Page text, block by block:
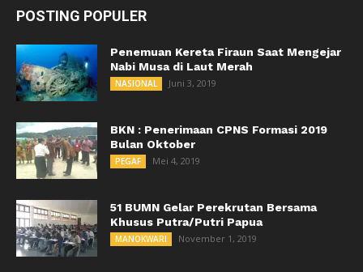
POSTING POPULER
Penemuan Kereta Firaun Saat Mengejar
Nabi Musa di Laut Merah
NASIONAL Juni 3, 2019
BKN : Penerimaan CPNS Formasi 2019
Bulan Oktober
PEGAF Mei 4, 2019
51 BUMN Gelar Perekrutan Bersama
Khusus Putra/Putri Papua
MANOKWARI November 1, 2019